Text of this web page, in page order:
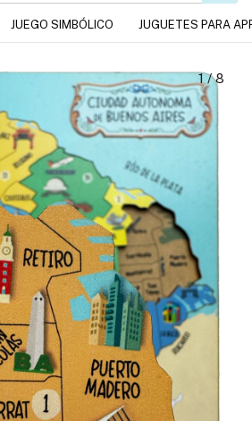
JUEGO SIMBÓLICO JUGUETES PARA
1/8